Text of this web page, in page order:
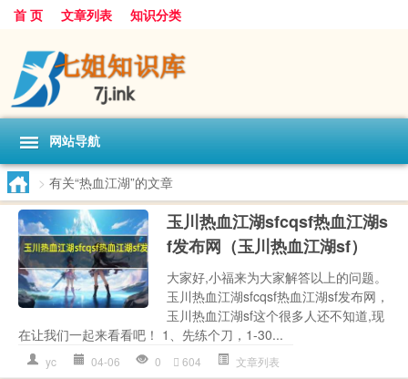
首 页 文章列表 知识分类
网站导航
> 有关“热血江湖”的文章
玉川热血江湖sfcqsf热血江湖s
f发布网（玉川热血江湖sf）
大家好,小福来为大家解答以上的问题。
玉川热血江湖sfcqsf热血江湖sf发布网，
玉川热血江湖sf这个很多人还不知道,现
在让我们一起来看看吧！ 1、先练个刀，1-30...
yc 04-06 0 604 文章列表